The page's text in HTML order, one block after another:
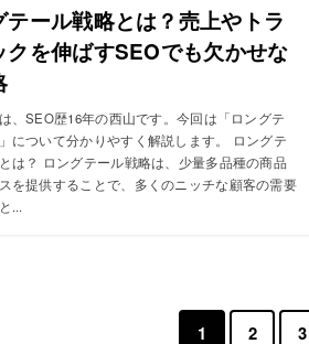
テール戦略とは？売上やトラ
クを伸ばすSEOでも欠かせな
、SEO歴16年の西山です。今回は「ロングテ
について分かりやすく解説します。 ロングテ
は？ ロングテール戦略は、少量多品種の商品
を提供することで、多くのニッチな顧客の需要
...
1 2 3